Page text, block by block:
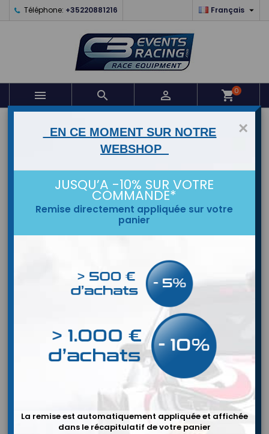
Téléphone: +35220881216 Français 
   shopping_cart0
×
EN CE MOMENT SUR NOTRE
WEBSHOP
JUSQU’A -10% SUR VOTRE
COMMANDE*
Remise directement appliquée sur votre
panier
La remise est automatiquement appliquée et affichée
dans le récapitulatif de votre panier